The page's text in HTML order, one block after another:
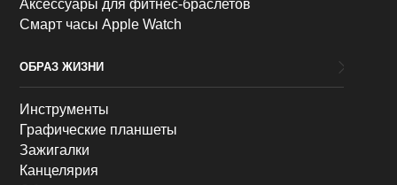
Аксессуары для фитнес-браслетов
Смарт часы Apple Watch
ОБРАЗ ЖИЗНИ
Инструменты
Графические планшеты
Зажигалки
Канцелярия